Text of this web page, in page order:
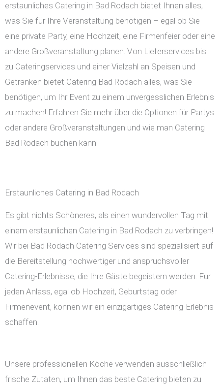
erstaunliches Catering in Bad Rodach bietet Ihnen alles,
was Sie für Ihre Veranstaltung benötigen – egal ob Sie
eine private Party, eine Hochzeit, eine Firmenfeier oder eine
andere Großveranstaltung planen. Von Lieferservices bis
zu Cateringservices und einer Vielzahl an Speisen und
Getränken bietet Catering Bad Rodach alles, was Sie
benötigen, um Ihr Event zu einem unvergesslichen Erlebnis
zu machen! Erfahren Sie mehr über die Optionen für Partys
oder andere Großveranstaltungen und wie man Catering
Bad Rodach buchen kann!
Erstaunliches Catering in Bad Rodach
Es gibt nichts Schöneres, als einen wundervollen Tag mit
einem erstaunlichen Catering in Bad Rodach zu verbringen!
Wir bei Bad Rodach Catering Services sind spezialisiert auf
die Bereitstellung hochwertiger und anspruchsvoller
Catering-Erlebnisse, die Ihre Gäste begeistern werden. Für
jeden Anlass, egal ob Hochzeit, Geburtstag oder
Firmenevent, können wir ein einzigartiges Catering-Erlebnis
schaffen.
Unsere professionellen Köche verwenden ausschließlich
frische Zutaten, um Ihnen das beste Catering bieten zu